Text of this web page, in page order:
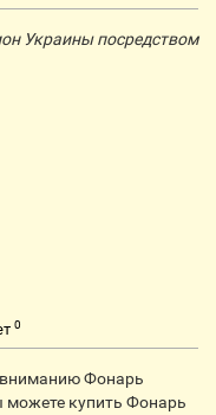
Украины посредством
0
вниманию Фонарь
купить Фонарь